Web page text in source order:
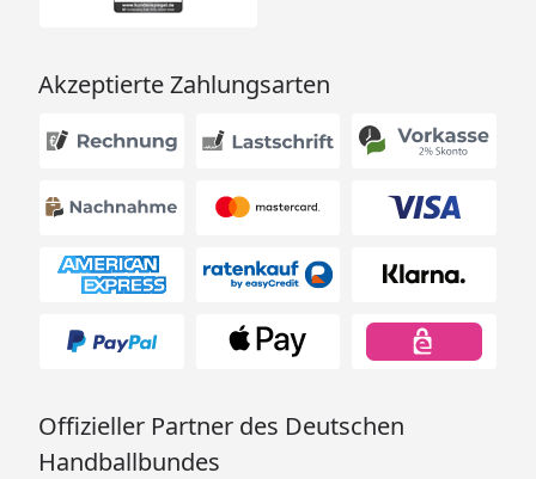
Akzeptierte Zahlungsarten
Offizieller Partner des Deutschen
Handballbundes